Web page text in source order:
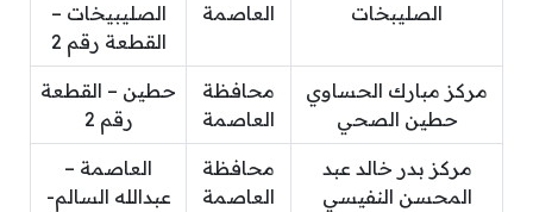
الصليبخات
العاصمة
الصليبيخات –
القطعة رقم 2
مركز مبارك الحساوي
حطين الصحي
محافظة
العاصمة
حطين – القطعة
رقم 2
مركز بدر خالد عبد
المحسن النفيسي
محافظة
العاصمة
العاصمة –
عبدالله السالم-